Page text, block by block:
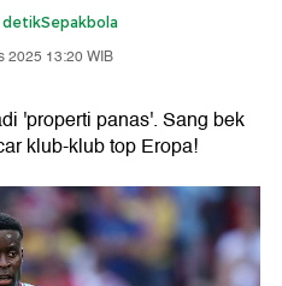
detikSepakbola
2025 13:20 WIB
'properti panas'. Sang bek
klub-klub top Eropa!